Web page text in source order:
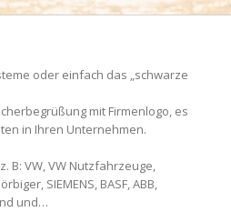
oder einfach das „schwarze
mit Firmenlogo, es
in Ihren Unternehmen.
B: VW, VW Nutzfahrzeuge,
SIEMENS, BASF, ABB,
und…